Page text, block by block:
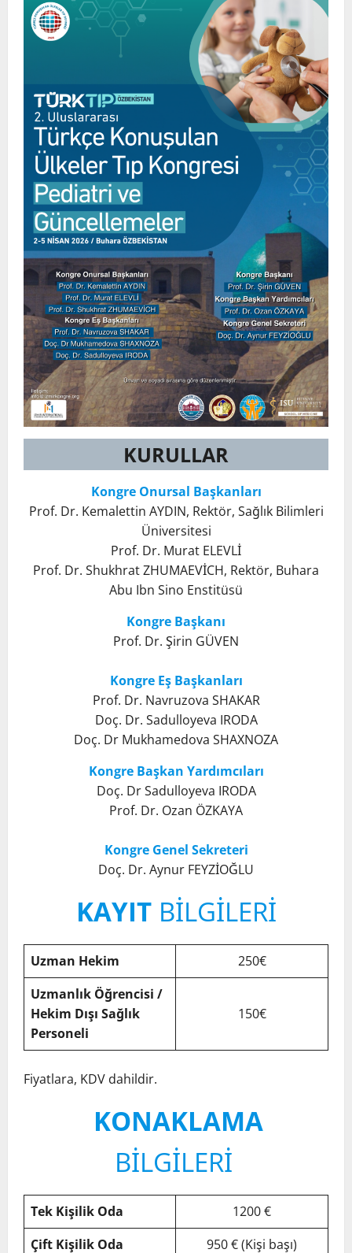
KURULLAR
Kongre Onursal Başkanları
Prof. Dr. Kemalettin AYDIN, Rektör, Sağlık Bilimleri
Üniversitesi
Prof. Dr. Murat ELEVLİ
Prof. Dr. Shukhrat ZHUMAEVİCH, Rektör, Buhara
Abu Ibn Sino Enstitüsü
Kongre Başkanı
Prof. Dr. Şirin GÜVEN
Kongre Eş Başkanları
Prof. Dr. Navruzova SHAKAR
Doç. Dr. Sadulloyeva IRODA
Doç. Dr Mukhamedova SHAXNOZA
Kongre Başkan Yardımcıları
Doç. Dr Sadulloyeva IRODA
Prof. Dr. Ozan ÖZKAYA
Kongre Genel Sekreteri
Doç. Dr. Aynur FEYZİOĞLU
KAYIT BİLGİLERİ
Uzman Hekim
250€
Uzmanlık Öğrencisi /
Hekim Dışı Sağlık
Personeli
150€
Fiyatlara, KDV dahildir.
KONAKLAMA
BİLGİLERİ
Tek Kişilik Oda
1200 €
Çift Kişilik Oda
950 € (Kişi başı)